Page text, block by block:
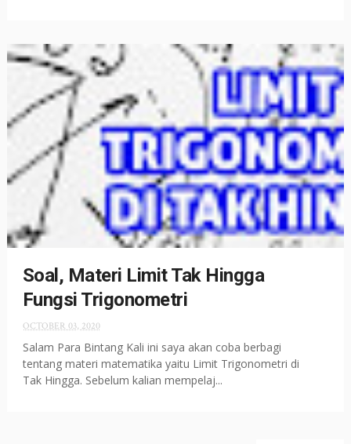
Soal, Materi Limit Tak Hingga
Fungsi Trigonometri
OCTOBER 03, 2020
Salam Para Bintang Kali ini saya akan coba berbagi
tentang materi matematika yaitu Limit Trigonometri di
Tak Hingga. Sebelum kalian mempelaj...